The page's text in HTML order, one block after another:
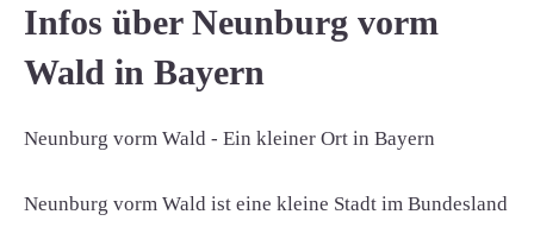
Infos über Neunburg vorm
Wald in Bayern
Neunburg vorm Wald - Ein kleiner Ort in Bayern
Neunburg vorm Wald ist eine kleine Stadt im Bundesland